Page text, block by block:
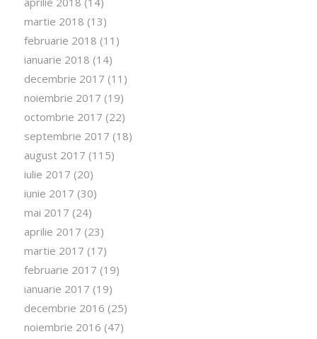
martie 2018 (13)
februarie 2018 (11)
ianuarie 2018 (14)
decembrie 2017 (11)
noiembrie 2017 (19)
octombrie 2017 (22)
septembrie 2017 (18)
august 2017 (115)
iulie 2017 (20)
iunie 2017 (30)
mai 2017 (24)
aprilie 2017 (23)
martie 2017 (17)
februarie 2017 (19)
ianuarie 2017 (19)
decembrie 2016 (25)
noiembrie 2016 (47)